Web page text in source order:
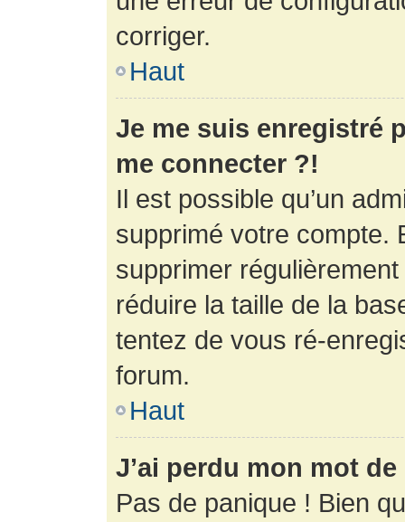
corriger.
Haut
Je me suis enregistré
me connecter ?!
Il est possible qu’un
supprimé votre compte.
supprimer
réduire la taille de la
tentez de vous ré-
forum.
Haut
J’ai perdu mon mot
Pas de panique ! Bien